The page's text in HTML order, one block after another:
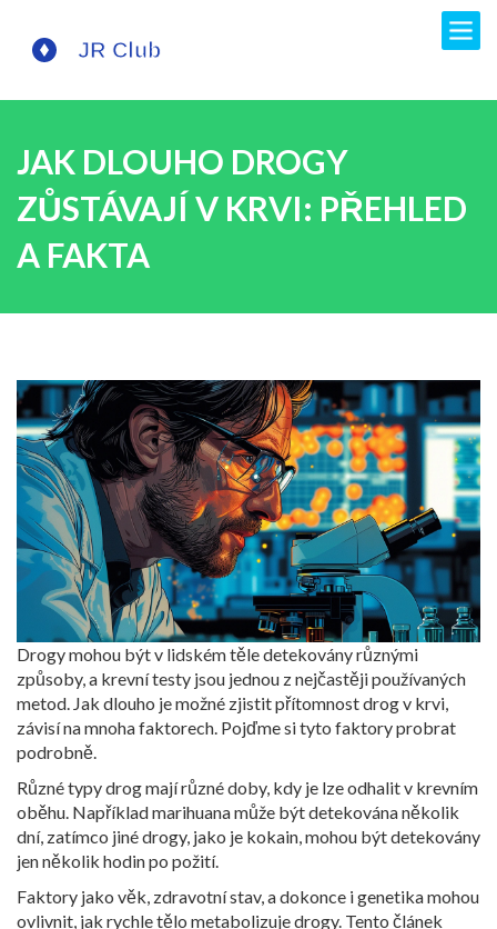
JAK DLOUHO DROGY
ZŮSTÁVAJÍ V KRVI: PŘEHLED
A FAKTA
Drogy mohou být v lidském těle detekovány různými
způsoby, a krevní testy jsou jednou z nejčastěji používaných
metod. Jak dlouho je možné zjistit přítomnost drog v krvi,
závisí na mnoha faktorech. Pojďme si tyto faktory probrat
podrobně.
Různé typy drog mají různé doby, kdy je lze odhalit v krevním
oběhu. Například marihuana může být detekována několik
dní, zatímco jiné drogy, jako je kokain, mohou být detekovány
jen několik hodin po požití.
Faktory jako věk, zdravotní stav, a dokonce i genetika mohou
ovlivnit, jak rychle tělo metabolizuje drogy. Tento článek